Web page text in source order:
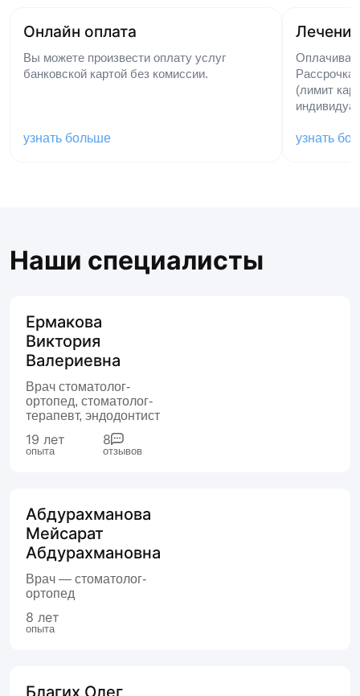
Онлайн оплата
Вы можете произвести оплату услуг
банковской картой без комиссии.
узнать больше
Рассрочка
(лимит
узнать
Наши специалисты
Ермакова
Виктория
Валериевна
Врач стоматолог-
ортопед, стоматолог-
терапевт, эндодонтист
19 лет
опыта
8
отзывов
Абдурахманова
Мейсарат
Абдурахмановна
Врач — стоматолог-
ортопед
8 лет
опыта
Благих Олег